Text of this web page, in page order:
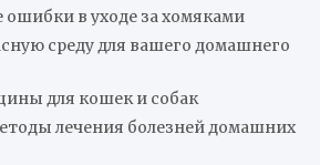
в уходе за хомяками
среду для вашего домашнего
для кошек и собак
лечения болезней домашних